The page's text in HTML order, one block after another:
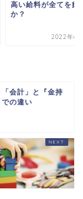
高い給料が全てを癒
か？
2022年6
「会計」と『金持
の違い